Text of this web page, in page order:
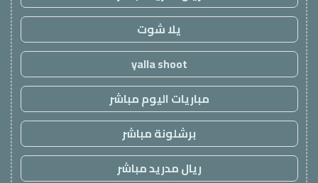
يلا شوت
yalla shoot
مباريات اليوم مباشر
برشلونة مباشر
ريال مدريد مباشر